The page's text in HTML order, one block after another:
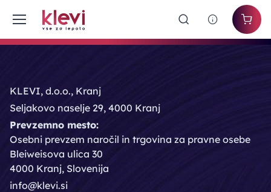
KLEVI, d.o.o., Kranj
Seljakovo naselje 29, 4000 Kranj
Prevzemno mesto:
Osebni prevzem naročil in trgovina za pravne osebe
Bleiweisova ulica 30
4000 Kranj, Slovenija
info@klevi.si